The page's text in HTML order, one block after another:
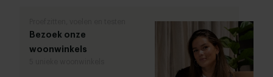
Bezoek onze
woonwinkels